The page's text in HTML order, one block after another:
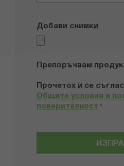
Добави снимки
Препоръчвам
Прочетох и се
Общите условия и
поверителност *